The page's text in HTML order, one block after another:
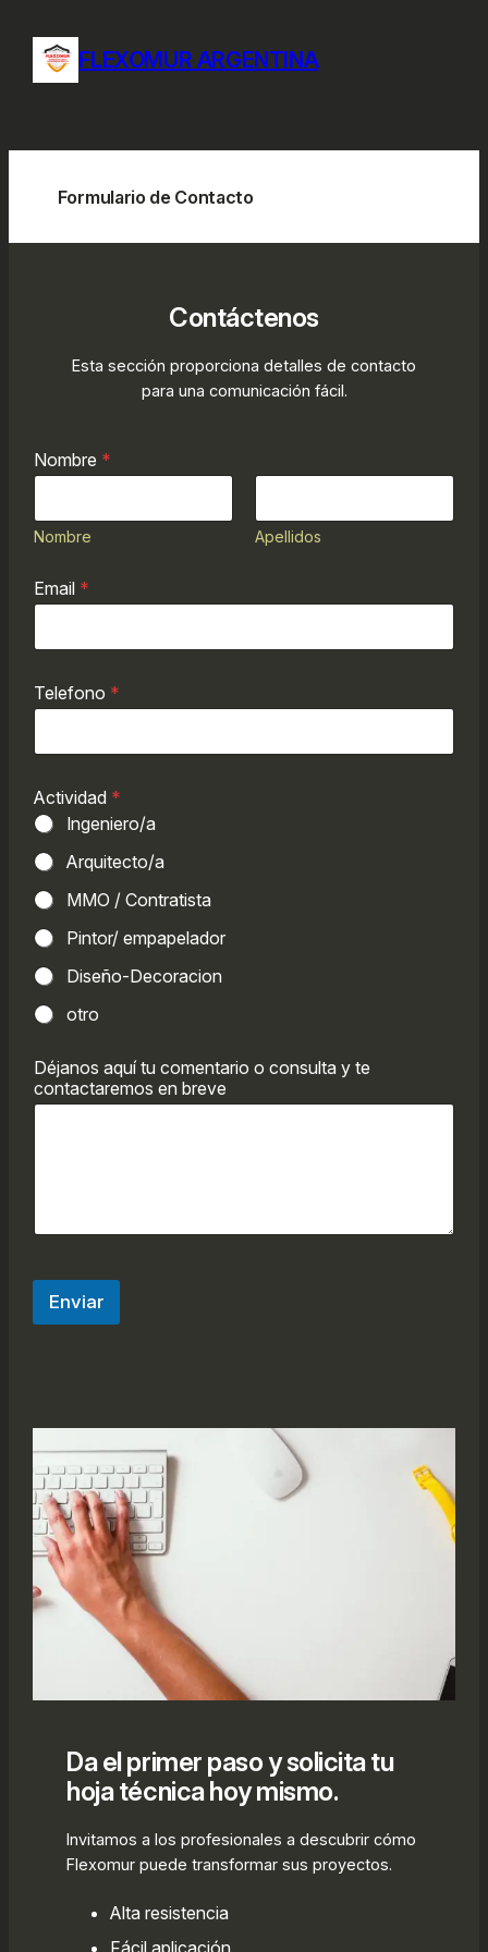
contenidoFLEXOMUR ARGENTINA
Formulario de Contacto
Contáctenos
Esta sección proporciona detalles de contacto
para una comunicación fácil.
Nombre *
Nombre Apellidos
e
l
f
n
o
T
l
e
o
o
Email *
Telefono *
Actividad *
Ingeniero/a
Arquitecto/a
MMO / Contratista
Pintor/ empapelador
Diseño-Decoracion
otro
Déjanos aquí tu comentario o consulta y te
contactaremos en breve
Enviar
Da el primer paso y solicita tu
hoja técnica hoy mismo.
Invitamos a los profesionales a descubrir cómo
Flexomur puede transformar sus proyectos.
Alta resistencia
Fácil aplicación